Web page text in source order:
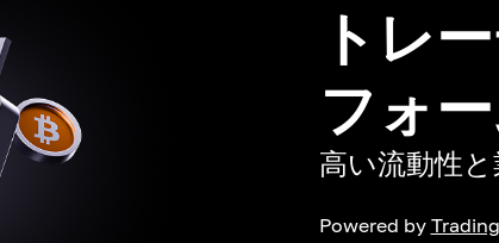
トレ
フォ
高い流動性
Powered by